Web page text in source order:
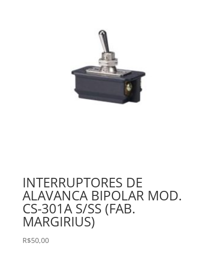
INTERRUPTORES DE
ALAVANCA BIPOLAR MOD.
CS-301A S/SS (FAB.
MARGIRIUS)
R$50,00